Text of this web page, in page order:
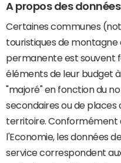
A propos des
Certaines communes
touristiques de
permanente est souvent
éléments de leur budget
"majoré" en fonction du
secondaires ou de places
territoire. Conformément
l'Economie, les données
service correspondent